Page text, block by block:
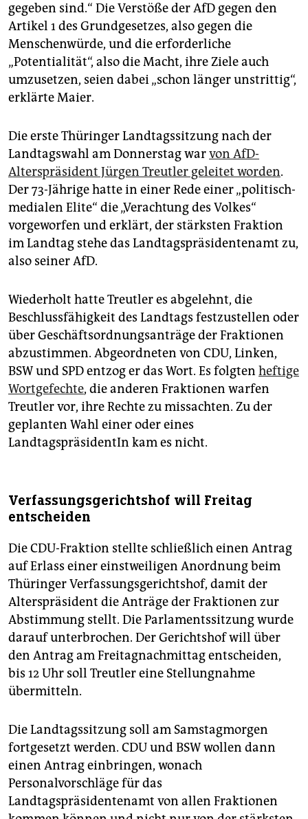
gegeben sind.“ Die Verstöße der AfD gegen den
Artikel 1 des Grundgesetzes, also gegen die
Menschenwürde, und die erforderliche
„Potentialität“, also die Macht, ihre Ziele auch
umzusetzen, seien dabei „schon länger unstrittig“,
erklärte Maier.
Die erste Thüringer Landtagssitzung nach der
Landtagswahl am Donnerstag warvon AfD-
Alterspräsident Jürgen Treutler geleitet worden.
Der 73-Jährige hatte in einer Rede einer „politisch-
medialen Elite“ die „Verachtung des Volkes“
vorgeworfen und erklärt, der stärksten Fraktion
im Landtag stehe das Landtagspräsidentenamt zu,
also seiner AfD.
Wiederholt hatte Treutler es abgelehnt, die
Beschlussfähigkeit des Landtags festzustellen oder
über Geschäftsordnungsanträge der Fraktionen
abzustimmen. Abgeordneten von CDU, Linken,
BSW und SPD entzog er das Wort. Es folgten heftige
Wortgefechte, die anderen Fraktionen warfen
Treutler vor, ihre Rechte zu missachten. Zu der
geplanten Wahl einer oder eines
LandtagspräsidentIn kam es nicht.
Verfassungsgerichtshof will Freitag
entscheiden
Die CDU-Fraktion stellte schließlich einen Antrag
auf Erlass einer einstweiligen Anordnung beim
Thüringer Verfassungsgerichtshof, damit der
Alterspräsident die Anträge der Fraktionen zur
Abstimmung stellt. Die Parlamentssitzung wurde
darauf unterbrochen. Der Gerichtshof will über
den Antrag am Freitagnachmittag entscheiden,
bis 12 Uhr soll Treutler eine Stellungnahme
übermitteln.
Die Landtagssitzung soll am Samstagmorgen
fortgesetzt werden. CDU und BSW wollen dann
einen Antrag einbringen, wonach
Personalvorschläge für das
Landtagspräsidentenamt von allen Fraktionen